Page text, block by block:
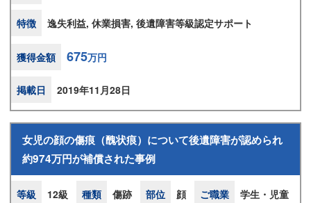
特徴 逸失利益, 休業損害, 後遺障害等級認定サポート
獲得金額 675万円
掲載日 2019年11月28日
女児の顔の傷痕（醜状痕）について後遺障害が認められ
約974万円が補償された事例
等級 12級 種類 傷跡 部位 顔 ご職業 学生・児童